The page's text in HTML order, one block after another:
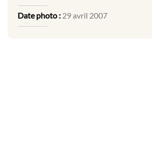
Date photo : 29 avril 2007